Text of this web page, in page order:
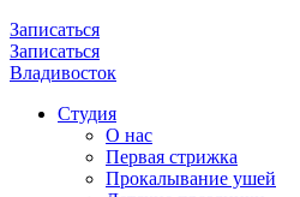
Записаться
Записаться
Владивосток
Cтудия
О нас
Первая стрижка
Прокалывание ушей